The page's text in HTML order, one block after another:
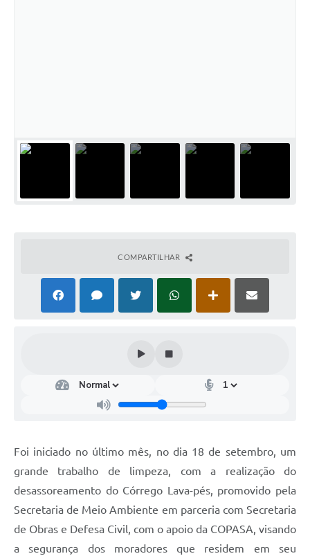
COMPARTILHAR
Foi iniciado no último mês, no dia 18 de setembro, um
grande trabalho de limpeza, com a realização do
desassoreamento do Córrego Lava-pés, promovido pela
Secretaria de Meio Ambiente em parceria com Secretaria
de Obras e Defesa Civil, com o apoio da COPASA, visando
a segurança dos moradores que residem em seu